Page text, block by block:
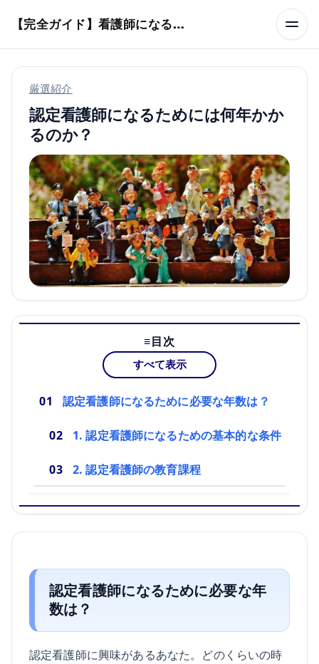
【完全ガイド】看護師になるまでのステップ＆スケジュール
厳選紹介
認定看護師になるためには何年かか
るのか？
目次
すべて表示
認定看護師になるために必要な年数は？
1. 認定看護師になるための基本的な条件
2. 認定看護師の教育課程
認定看護師になるために必要な年
数は？
認定看護師に興味があるあなた。どのくらいの時